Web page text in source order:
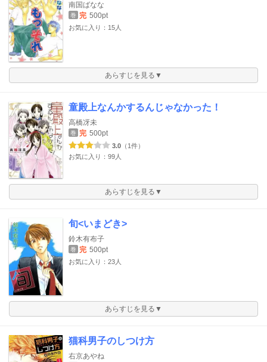
南国ばなな
巻 完 500pt
お気に入り：15人
あらすじを見る▼
童殿上なんかするんじゃなかった！
高橋冴未
巻 完 500pt
3.0 （1件）
お気に入り：99人
あらすじを見る▼
旬<いまどき>
鈴木有布子
巻 完 500pt
お気に入り：23人
あらすじを見る▼
猫科男子のしつけ方
右京あやね